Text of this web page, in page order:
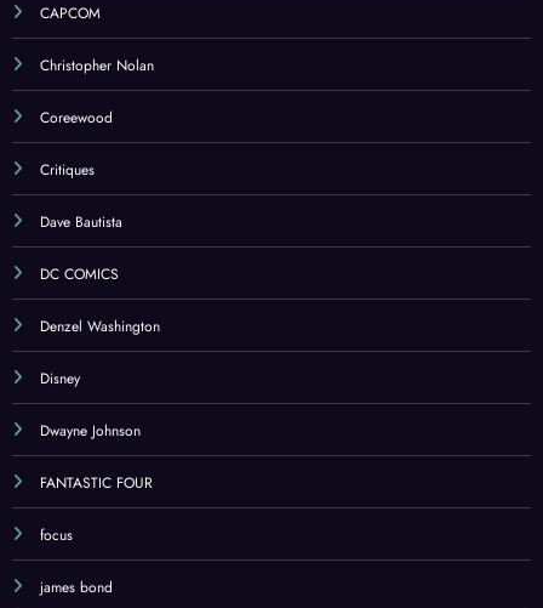
CAPCOM
Christopher Nolan
Coreewood
Critiques
Dave Bautista
DC COMICS
Denzel Washington
Disney
Dwayne Johnson
FANTASTIC FOUR
focus
james bond